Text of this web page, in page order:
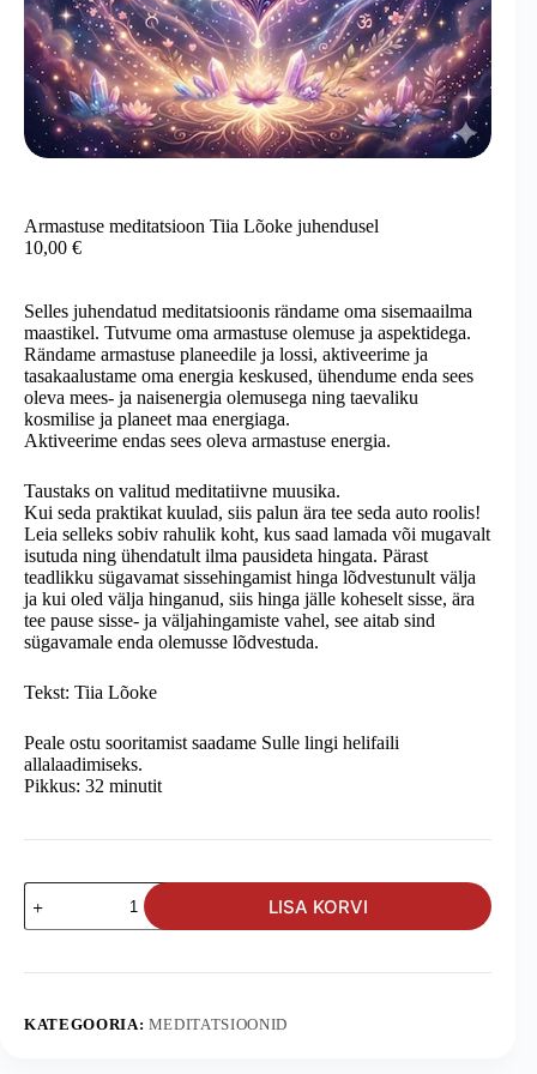
Armastuse meditatsioon Tiia Lõoke juhendusel
10,00 €
Selles juhendatud meditatsioonis rändame oma sisemaailma
maastikel. Tutvume oma armastuse olemuse ja aspektidega.
Rändame armastuse planeedile ja lossi, aktiveerime ja
tasakaalustame oma energia keskused, ühendume enda sees
oleva mees- ja naisenergia olemusega ning taevaliku
kosmilise ja planeet maa energiaga.
Aktiveerime endas sees oleva armastuse energia.
Taustaks on valitud meditatiivne muusika.
Kui seda praktikat kuulad, siis palun ära tee seda auto roolis!
Leia selleks sobiv rahulik koht, kus saad lamada või mugavalt
isutuda ning ühendatult ilma pausideta hingata. Pärast
teadlikku sügavamat sissehingamist hinga lõdvestunult välja
ja kui oled välja hinganud, siis hinga jälle koheselt sisse, ära
tee pause sisse- ja väljahingamiste vahel, see aitab sind
sügavamale enda olemusse lõdvestuda.
Tekst: Tiia Lõoke
Peale ostu sooritamist saadame Sulle lingi helifaili
allalaadimiseks.
Pikkus: 32 minutit
Armastuse
meditatsioon
Tiia
juhendusel
LISA KORVI
KATEGOORIA: MEDITATSIOONID